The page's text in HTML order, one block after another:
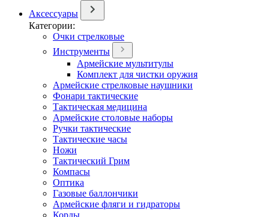
Аксессуары
Категории:
Очки стрелковые
Инструменты
Армейские мультитулы
Комплект для чистки оружия
Армейские стрелковые наушники
Фонари тактические
Тактическая медицина
Армейские столовые наборы
Ручки тактические
Тактические часы
Ножи
Тактический Грим
Компасы
Оптика
Газовые баллончики
Армейские фляги и гидраторы
Корды